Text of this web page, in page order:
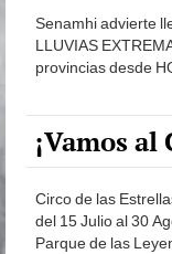
Senamhi advierte
LLUVIAS
provincias desde
¡Vamos al
Circo de las
del 15 Julio al 30
Parque de las